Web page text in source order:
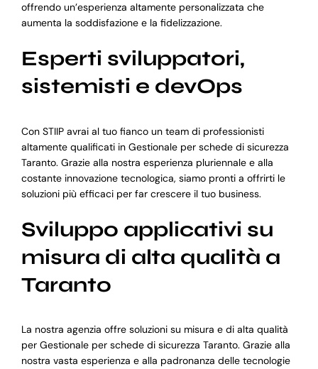
offrendo un’esperienza altamente personalizzata che
aumenta la soddisfazione e la fidelizzazione.
Esperti sviluppatori,
sistemisti e devOps
Con STIIP avrai al tuo fianco un team di professionisti
altamente qualificati in Gestionale per schede di sicurezza
Taranto. Grazie alla nostra esperienza pluriennale e alla
costante innovazione tecnologica, siamo pronti a offrirti le
soluzioni più efficaci per far crescere il tuo business.
Sviluppo applicativi su
misura di alta qualità a
Taranto
La nostra agenzia offre soluzioni su misura e di alta qualità
per Gestionale per schede di sicurezza Taranto. Grazie alla
nostra vasta esperienza e alla padronanza delle tecnologie